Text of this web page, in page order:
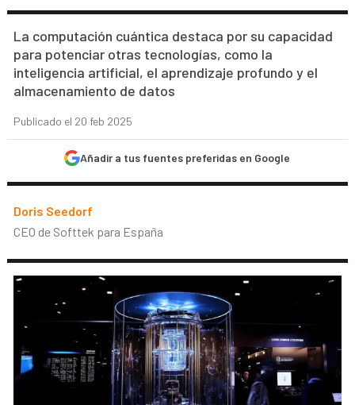
La computación cuántica destaca por su capacidad
para potenciar otras tecnologías, como la
inteligencia artificial, el aprendizaje profundo y el
almacenamiento de datos
Publicado el 20 feb 2025
Añadir a tus fuentes preferidas en Google
Doris Seedorf
CEO de Softtek para España